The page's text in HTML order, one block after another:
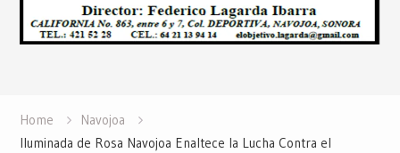
Home
Navojoa
Iluminada de Rosa Navojoa Enaltece la Lucha Contra el